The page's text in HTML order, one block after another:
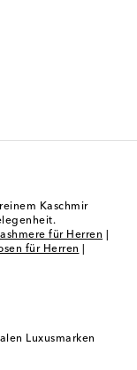
Kaschmir
für Herren
für Herren
Luxusmarken